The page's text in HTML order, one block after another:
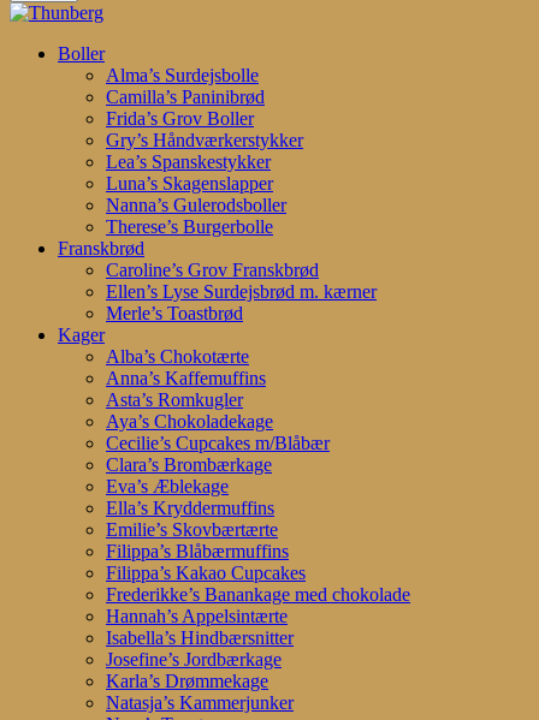
Close
search
account
Menu
Boller
Alma’s Surdejsbolle
Camilla’s Paninibrød
Frida’s Grov Boller
Gry’s Håndværkerstykker
Lea’s Spanskestykker
Luna’s Skagenslapper
Nanna’s Gulerodsboller
Therese’s Burgerbolle
Franskbrød
Caroline’s Grov Franskbrød
Ellen’s Lyse Surdejsbrød m. kærner
Merle’s Toastbrød
Kager
Alba’s Chokotærte
Anna’s Kaffemuffins
Asta’s Romkugler
Aya’s Chokoladekage
Cecilie’s Cupcakes m/Blåbær
Clara’s Brombærkage
Eva’s Æblekage
Ella’s Kryddermuffins
Emilie’s Skovbærtærte
Filippa’s Blåbærmuffins
Filippa’s Kakao Cupcakes
Frederikke’s Banankage med chokolade
Hannah’s Appelsintærte
Isabella’s Hindbærsnitter
Josefine’s Jordbærkage
Karla’s Drømmekage
Natasja’s Kammerjunker